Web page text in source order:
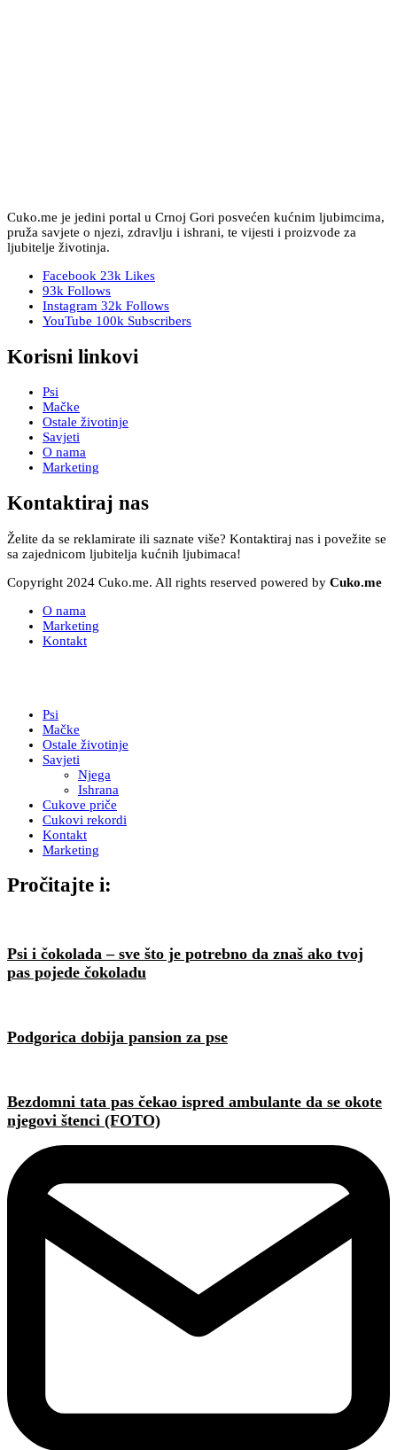
Cuko.me je jedini portal u Crnoj Gori posvećen kućnim ljubimcima,
pruža savjete o njezi, zdravlju i ishrani, te vijesti i proizvode za
ljubitelje životinja.
Facebook 23k Likes
93k Follows
Instagram 32k Follows
YouTube 100k Subscribers
Korisni linkovi
Psi
Mačke
Ostale životinje
Savjeti
O nama
Marketing
Kontaktiraj nas
Želite da se reklamirate ili saznate više? Kontaktiraj nas i povežite se
sa zajednicom ljubitelja kućnih ljubimaca!
Copyright 2024 Cuko.me. All rights reserved powered by Cuko.me
O nama
Marketing
Kontakt
Psi
Mačke
Ostale životinje
Savjeti
Njega
Ishrana
Cukove priče
Cukovi rekordi
Kontakt
Marketing
Pročitajte i:
Psi i čokolada – sve što je potrebno da znaš ako tvoj
pas pojede čokoladu
Podgorica dobija pansion za pse
Bezdomni tata pas čekao ispred ambulante da se okote
njegovi štenci (FOTO)